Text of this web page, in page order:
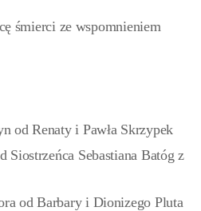
śmierci ze wspomnieniem
od Renaty i Pawła Skrzypek
Siostrzeńca Sebastiana Batóg z
od Barbary i Dionizego Pluta